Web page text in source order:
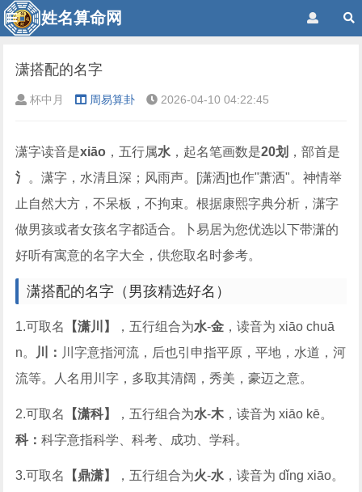
姓名算命网
潇搭配的名字
杯中月 周易算卦 2026-04-10 04:22:45
潇字读音是xiāo ，五行属水 ，起名笔画数是20划 ，部首是
氵 。潇字，水清且深；风雨声。[潇洒]也作"萧洒"。神情举
止自然大方，不呆板，不拘束。根据康熙字典分析，潇字
做男孩或者女孩名字都适合。卜易居为您优选以下带潇的
好听有寓意的名字大全，供您取名时参考。
潇搭配的名字（男孩精选好名）
1.可取名 【潇川】 ，五行组合为水-金 ，读音为 xiāo chuā
n。
川： 川字意指河流，后也引申指平原，平地，水道，河
流等。人名用川字，多取其清阔，秀美，豪迈之意。
2.可取名 【潇科】 ，五行组合为水-木 ，读音为 xiāo kē。
科：科字意指科学、科考、成功、学科。
3.可取名 【鼎潇】 ，五行组合为火-水 ，读音为 dǐng xiāo。